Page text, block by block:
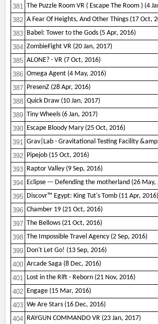
381 The Puzzle Room VR ( Escape The Room ) (4
382 A Fear Of Heights, And Other Things (17 Oct,
383 Babel: Tower to the Gods (5 Apr, 2016)
384 ZombieFight VR (20 Jan, 2017)
385 ALONE? - VR (7 Oct, 2016)
386 Omega Agent (4 May, 2016)
387 PresenZ (28 Apr, 2016)
388 Quick Draw (10 Jan, 2017)
389 Tiny Wheels (6 Jan, 2017)
390 Escape Bloody Mary (25 Oct, 2016)
391 Grav|Lab - Gravitational Testing Facility
392 Pipejob (15 Oct, 2016)
393 Raptor Valley (9 Sep, 2016)
394 Eclipse --- Defending the motherland (26 May,
395 Discovr™ Egypt: King Tut's Tomb (11 Apr, 2016)
396 Chamber 19 (21 Oct, 2016)
397 The Bellows (21 Oct, 2016)
398 The Impossible Travel Agency (2 Sep, 2016)
399 Don't Let Go! (13 Sep, 2016)
400 Arcade Saga (8 Dec, 2016)
401 Lost in the Rift - Reborn (21 Nov, 2016)
402 Engage (15 Mar, 2016)
403 We Are Stars (16 Dec, 2016)
404 RAYGUN COMMANDO VR (23 Jan, 2017)